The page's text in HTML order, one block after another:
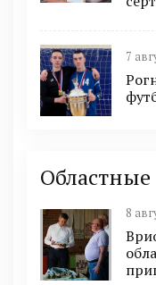
7
8